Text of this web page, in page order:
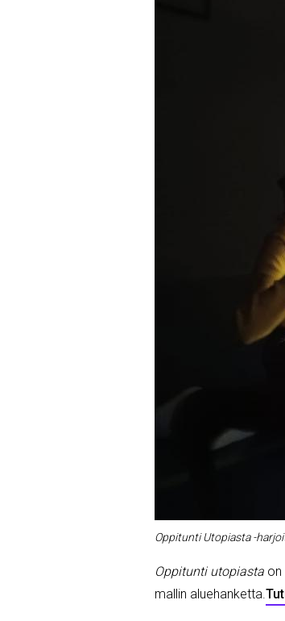
Oppitunti Utopiasta -
Oppitunti utopiasta on
mallin aluehanketta.